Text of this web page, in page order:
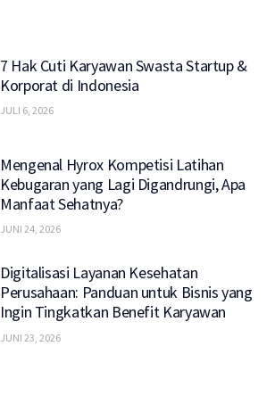
7 Hak Cuti Karyawan Swasta Startup &
Korporat di Indonesia
JULI 6, 2026
Mengenal Hyrox Kompetisi Latihan
Kebugaran yang Lagi Digandrungi, Apa
Manfaat Sehatnya?
JUNI 24, 2026
Digitalisasi Layanan Kesehatan
Perusahaan: Panduan untuk Bisnis yang
Ingin Tingkatkan Benefit Karyawan
JUNI 23, 2026